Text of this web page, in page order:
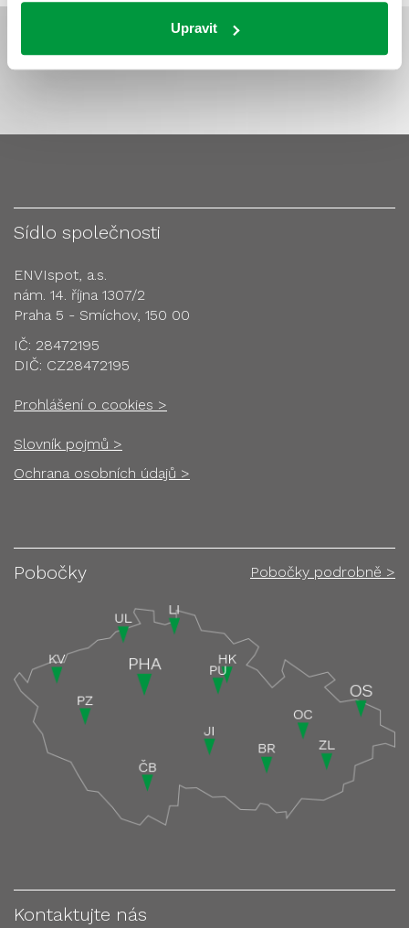
Upravit
Sídlo společnosti
ENVIspot, a.s.
nám. 14. října 1307/2
Praha 5 - Smíchov, 150 00
IČ: 28472195
DIČ: CZ28472195
Prohlášení o cookies >
Slovník pojmů >
Ochrana osobních údajů >
Pobočky Pobočky podrobně >
Kontaktujte nás